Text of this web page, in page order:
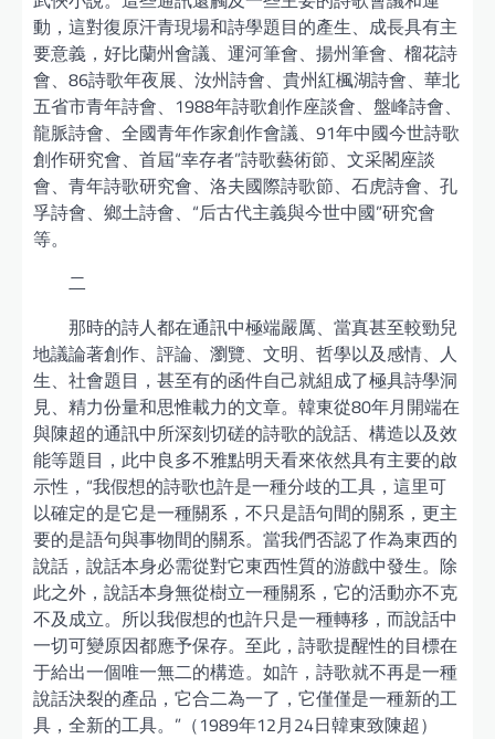
動，這對復原汗青現場和詩學題目的產生、成長具有主
要意義，好比蘭州會議、運河筆會、揚州筆會、榴花詩
會、86詩歌年夜展、汝州詩會、貴州紅楓湖詩會、華北
五省市青年詩會、1988年詩歌創作座談會、盤峰詩會、
龍脈詩會、全國青年作家創作會議、91年中國今世詩歌
創作研究會、首屆“幸存者”詩歌藝術節、文采閣座談
會、青年詩歌研究會、洛夫國際詩歌節、石虎詩會、孔
孚詩會、鄉土詩會、“后古代主義與今世中國”研究會
等。
二
那時的詩人都在通訊中極端嚴厲、當真甚至較勁兒
地議論著創作、評論、瀏覽、文明、哲學以及感情、人
生、社會題目，甚至有的函件自己就組成了極具詩學洞
見、精力份量和思惟載力的文章。韓東從80年月開端在
與陳超的通訊中所深刻切磋的詩歌的說話、構造以及效
能等題目，此中良多不雅點明天看來依然具有主要的啟
示性，“我假想的詩歌也許是一種分歧的工具，這里可
以確定的是它是一種關系，不只是語句間的關系，更主
要的是語句與事物間的關系。當我們否認了作為東西的
說話，說話本身必需從對它東西性質的游戲中發生。除
此之外，說話本身無從樹立一種關系，它的活動亦不克
不及成立。所以我假想的也許只是一種轉移，而說話中
一切可變原因都應予保存。至此，詩歌提醒性的目標在
于給出一個唯一無二的構造。如許，詩歌就不再是一種
說話決裂的產品，它合二為一了，它僅僅是一種新的工
具，全新的工具。”（1989年12月24日韓東致陳超）